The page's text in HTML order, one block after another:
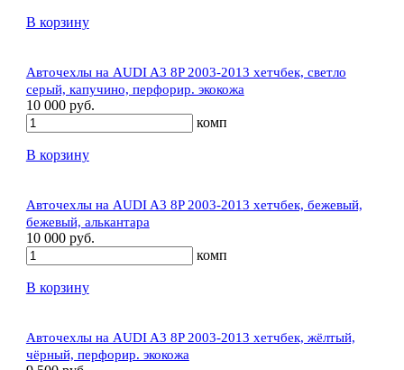
В корзину
Авточехлы на AUDI A3 8P 2003-2013 хетчбек, светло
серый, капучино, перфорир. экокожа
10 000 руб.
комп
В корзину
Авточехлы на AUDI A3 8P 2003-2013 хетчбек, бежевый,
бежевый, алькантара
10 000 руб.
комп
В корзину
Авточехлы на AUDI A3 8P 2003-2013 хетчбек, жёлтый,
чёрный, перфорир. экокожа